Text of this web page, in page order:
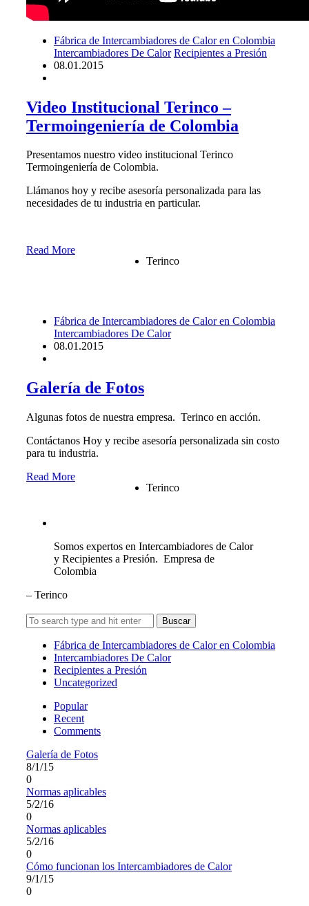
Fábrica de Intercambiadores de Calor en Colombia
Intercambiadores De Calor Recipientes a Presión
08.01.2015
Video Institucional Terinco –
Termoingeniería de Colombia
Presentamos nuestro video institucional Terinco
Termoingeniería de Colombia.
Llámanos hoy y recibe asesoría personalizada para las
necesidades de tu industria en particular.
Read More
Terinco
Fábrica de Intercambiadores de Calor en Colombia
Intercambiadores De Calor
08.01.2015
Galería de Fotos
Algunas fotos de nuestra empresa. Terinco en acción.
Contáctanos Hoy y recibe asesoría personalizada sin costo
para tu industria.
Read More
Terinco
Somos expertos en Intercambiadores de Calor
y Recipientes a Presión. Empresa de
Colombia
– Terinco
Search
for:
Fábrica de Intercambiadores de Calor en Colombia
Intercambiadores De Calor
Recipientes a Presión
Uncategorized
Popular
Recent
Comments
Galería de Fotos
8/1/15
0
Normas aplicables
5/2/16
0
Normas aplicables
5/2/16
0
Cómo funcionan los Intercambiadores de Calor
9/1/15
0